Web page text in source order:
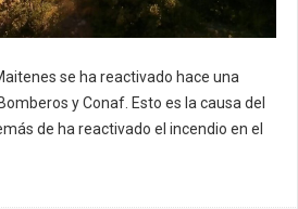
se ha reactivado hace una
y Conaf. Esto es la causa del
de ha reactivado el incendio en el